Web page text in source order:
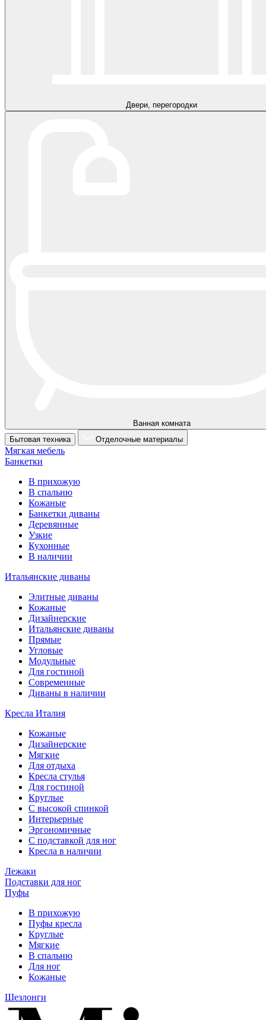
Двери, перегородки
Ванная комната
Бытовая техника
Отделочные материалы
Мягкая мебель
Банкетки
В прихожую
В спальню
Кожаные
Банкетки диваны
Деревянные
Узкие
Кухонные
В наличии
Итальянские диваны
Элитные диваны
Кожаные
Дизайнерские
Итальянские диваны
Прямые
Угловые
Модульные
Для гостиной
Современные
Диваны в наличии
Кресла Италия
Кожаные
Дизайнерские
Мягкие
Для отдыха
Кресла стулья
Для гостиной
Круглые
С высокой спинкой
Интерьерные
Эргономичные
С подставкой для ног
Кресла в наличии
Лежаки
Подставки для ног
Пуфы
В прихожую
Пуфы кресла
Круглые
Мягкие
В спальню
Для ног
Кожаные
Шезлонги